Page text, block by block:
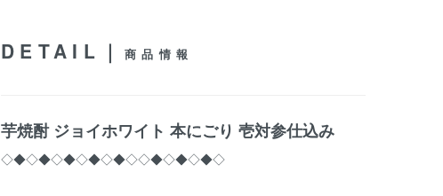
DETAIL｜商品情報
芋焼酎 ジョイホワイト 本にごり 壱対参仕込み
◇◆◇◆◇◆◇◆◇◆◇◇◆◇◆◇◆◇